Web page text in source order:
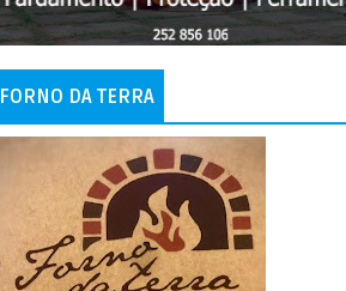
FORNO DA TERRA